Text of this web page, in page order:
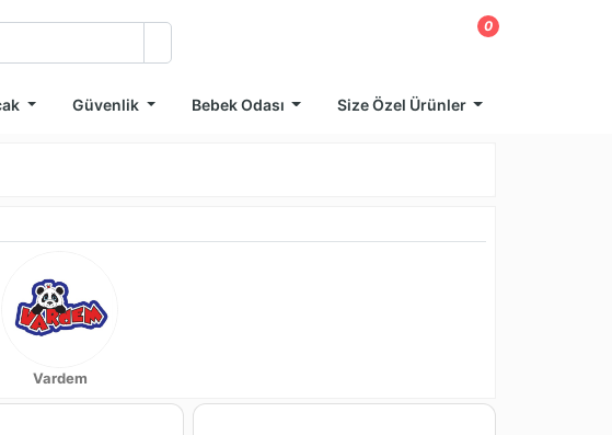
0
Güvenlik Bebek Odası Size Özel Ürünler
Vardem